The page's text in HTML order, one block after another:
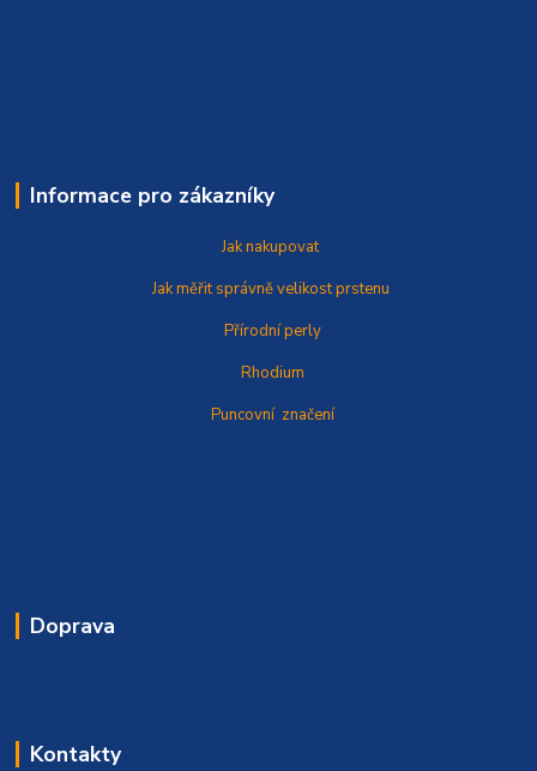
Informace pro zákazníky
Jak nakupovat
Jak měřit správněvelikost prstenu
Přírodní perly
Rhodium
Puncovní značení
Doprava
Kontakty